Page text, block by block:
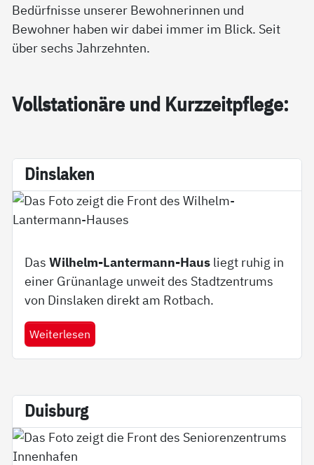
Bedürfnisse unserer Bewohnerinnen und
Bewohner haben wir dabei immer im Blick. Seit
über sechs Jahrzehnten.
Voll­sta­tio­nä­re und Kurz­zeitpf­le­ge:
Dins­la­ken
DasWilhelm-Lantermann-Haus liegt ruhig in
einer Grünanlage unweit des Stadtzentrums
von Dinslaken direkt am Rotbach.
Weiterlesen
Duis­burg